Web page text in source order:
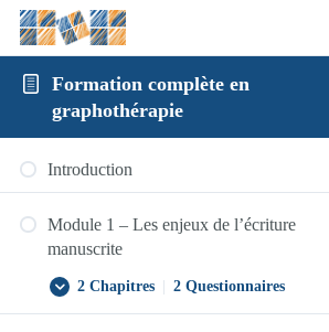
Formation complète en
graphothérapie
Introduction
Module 1 – Les enjeux de l’écriture
manuscrite
Afficher
Module
1
2 Chapitres | 2 Questionnaires